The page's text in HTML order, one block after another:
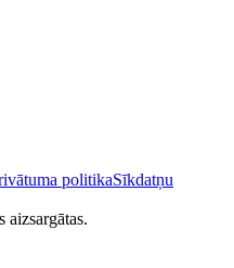
politikaSīkdatņu
aizsargātas.